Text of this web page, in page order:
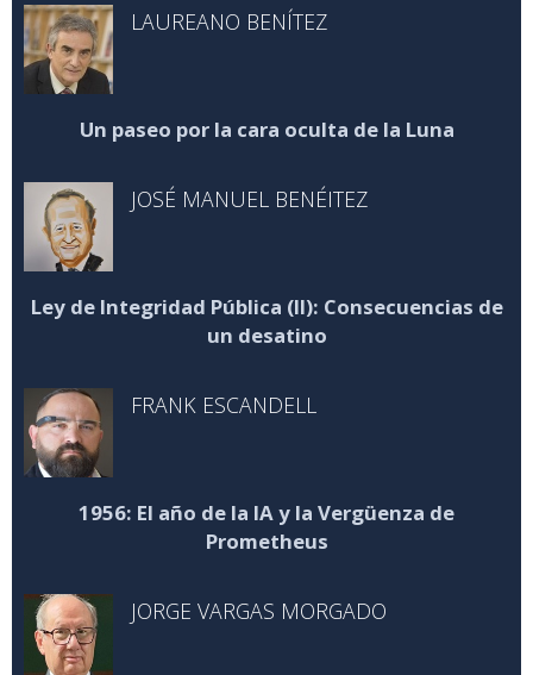
LAUREANO BENÍTEZ
Un paseo por la cara oculta de la Luna
JOSÉ MANUEL BENÉITEZ
Ley de Integridad Pública (II): Consecuencias de
un desatino
FRANK ESCANDELL
1956: El año de la IA y la Vergüenza de
Prometheus
JORGE VARGAS MORGADO